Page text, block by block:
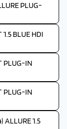
PLUG-
BLUE HDI
PLUG-IN
PLUG-IN
ALLURE 1.5